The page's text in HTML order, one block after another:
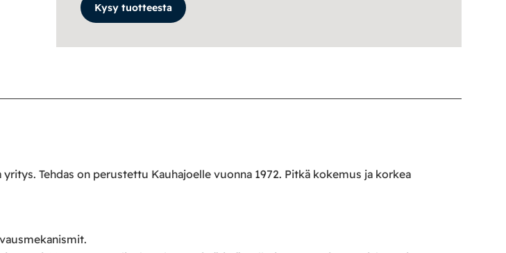
Kysy tuotteesta
Tehdas on perustettu Kauhajoelle vuonna 1972. Pitkä kokemus ja korkea